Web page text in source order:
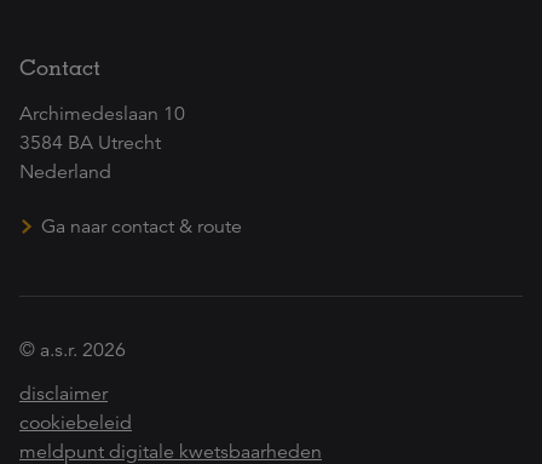
Contact
Archimedeslaan 10
3584 BA Utrecht
Nederland
Ga naar contact & route
© a.s.r. 2026
disclaimer
cookiebeleid
meldpunt digitale kwetsbaarheden